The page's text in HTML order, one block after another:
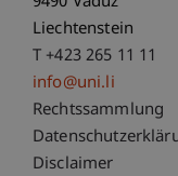
Liechtenstein
T +423 265 11 11
info@uni.li
Fußzeile
Rechtssammlung
Disclaimer